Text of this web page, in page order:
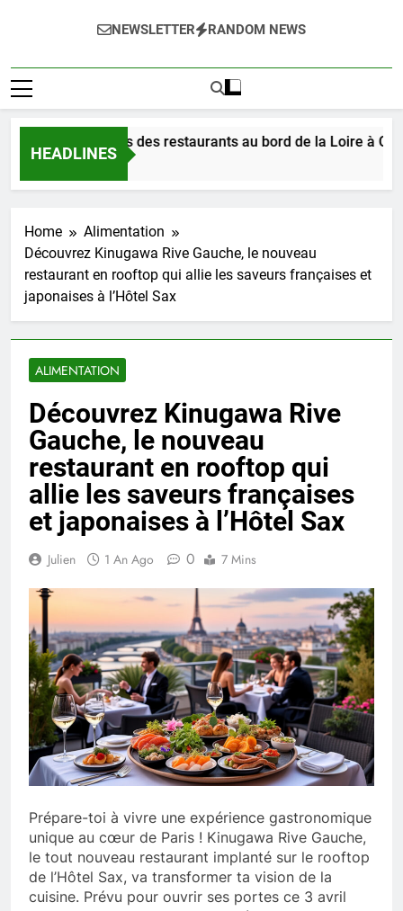
NEWSLETTER RANDOM NEWS
HEADLINES
les délices des restaurants au bord de la Loire à Orléans
Home
Alimentation
Découvrez Kinugawa Rive Gauche, le nouveau
restaurant en rooftop qui allie les saveurs françaises et
japonaises à l’Hôtel Sax
ALIMENTATION
Découvrez Kinugawa Rive
Gauche, le nouveau
restaurant en rooftop qui
allie les saveurs françaises
et japonaises à l’Hôtel Sax
Julien 1 An Ago 0 7 Mins
Prépare-toi à vivre une expérience gastronomique
unique au cœur de Paris ! Kinugawa Rive Gauche,
le tout nouveau restaurant implanté sur le rooftop
de l’Hôtel Sax, va transformer ta vision de la
cuisine. Prévu pour ouvrir ses portes ce 3 avril